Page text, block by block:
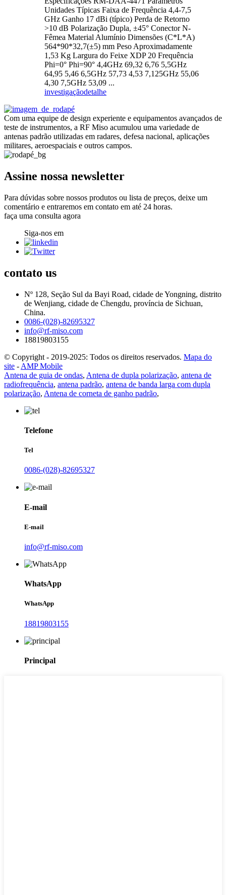
Unidades Típicas Faixa de Frequência 4,4-7,5
GHz Ganho 17 dBi (típico) Perda de Retorno
>10 dB Polarização Dupla, ±45° Conector N-
Fêmea Material Alumínio Dimensões (C*L*A)
564*90*32,7(±5) mm Peso Aproximadamente
1,53 Kg Largura do Feixe XDP 20 Frequência
Phi=0° Phi=90° 4,4GHz 69,32 6,76 5,5GHz
64,95 5,46 6,5GHz 57,73 4,53 7,125GHz 55,06
4,30 7,5GHz 53,09 ...
investigaçãodetalhe
Com uma equipe de design experiente e equipamentos avançados de
teste de instrumentos, a RF Miso acumulou uma variedade de
antenas padrão utilizadas em radares, defesa nacional, aplicações
militares, aeroespaciais e outros campos.
Assine nossa newsletter
Para dúvidas sobre nossos produtos ou lista de preços, deixe um
comentário e entraremos em contato em até 24 horas.
faça uma consulta agora
Siga-nos em
contato us
Nº 128, Seção Sul da Bayi Road, cidade de Yongning, distrito
de Wenjiang, cidade de Chengdu, província de Sichuan,
China.
0086-(028)-82695327
info@rf-miso.com
18819803155
© Copyright - 2019-2025: Todos os direitos reservados. Mapa do
site - AMP Mobile
Antena de guia de ondas, Antena de dupla polarização, antena de
radiofrequência, antena padrão, antena de banda larga com dupla
polarização, Antena de corneta de ganho padrão,
Telefone
Tel
0086-(028)-82695327
E-mail
E-mail
info@rf-miso.com
WhatsApp
WhatsApp
18819803155
Principal